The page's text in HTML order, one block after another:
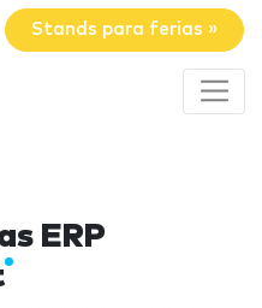
Stands para ferias »
ERP